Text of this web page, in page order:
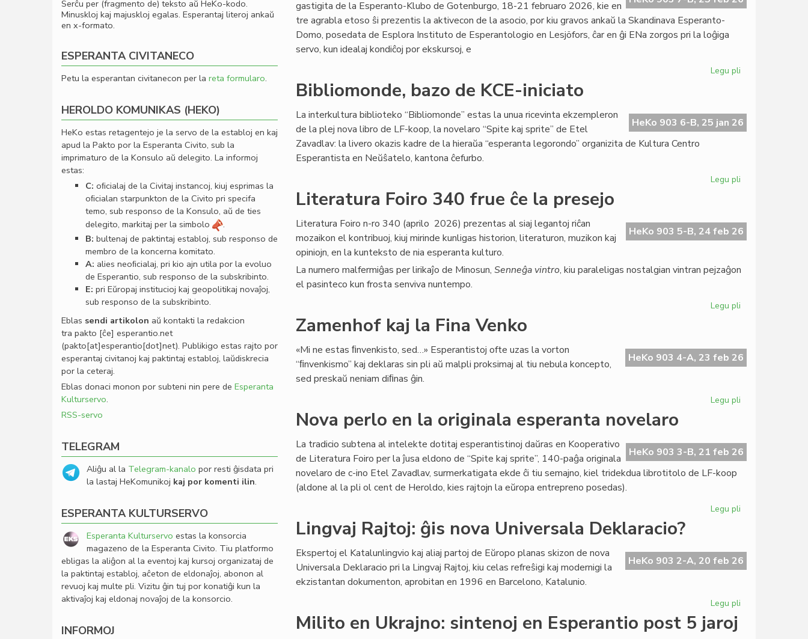
gastigita de la Esperanto-Klubo de Gotenburgo, 18-21 februaro 2026, kie en
tre agrabla etoso ŝi prezentis la aktivecon de la asocio, por kiu gravos ankaŭ la Skandinava Esperanto-
Domo, posedata de Esplora Instituto de Esperantologio en Lesjöfors, ĉar en ĝi ENa zorgos pri la loĝiga
servo, kun idealaj kondiĉoj por ekskursoj, e
Legu pli
bonvenigis
Manuelan
Bibliomonde, bazo de KCE-iniciato
HeKo 903 6-B, 25 jan 26
La interkultura biblioteko “Bibliomonde” estas la unua ricevinta ekzempleron
de la plej nova libro de LF-koop, la novelaro “Spite kaj sprite” de Etel
Zavadlav: la livero okazis kadre de la hieraŭa “esperanta legorondo” organizita de Kultura Centro
Esperantista en Neŭŝatelo, kantona ĉefurbo.
Legu pli
KCE-
iniciato
Literatura Foiro 340 frue ĉe la presejo
HeKo 903 5-B, 24 feb 26
Literatura Foiro n-ro 340 (aprilo 2026) prezentas al siaj legantoj riĉan
mozaikon el kontribuoj, kiuj mirinde kunligas historion, literaturon, muzikon kaj
opiniojn, en la kunteksto de nia esperanta kulturo.
La numero malfermiĝas per lirikaĵo de Minosun, Senneĝa vintro, kiu paraleligas nostalgian vintran pejzaĝon
el pasinteco kun frosta senviva nuntempo.
Legu pli
frue
ĉe
Zamenhof kaj la Fina Venko
HeKo 903 4-A, 23 feb 26
«Mi ne estas ﬁnvenkisto, sed…» Esperantistoj ofte uzas la vorton
“ﬁnvenkismo” kaj deklaras sin pli aŭ malpli proksimaj al tiu nebula koncepto,
sed preskaŭ neniam diﬁnas ĝin.
Legu pli
Fina
Venko
Nova perlo en la originala esperanta novelaro
HeKo 903 3-B, 21 feb 26
La tradicio subtena al intelekte dotitaj esperantistinoj daŭras en Kooperativo
de Literatura Foiro per la ĵusa eldono de “Spite kaj sprite”, 140-paĝa originala
novelaro de c-ino Etel Zavadlav, surmerkatigata ekde ĉi tiu semajno, kiel tridekdua librotitolo de LF-koop
(aldone al la pli ol cent de Heroldo, kies rajtojn la eŭropa entrepreno posedas).
Legu pli
la
originala
Lingvaj Rajtoj: ĝis nova Universala Deklaracio?
HeKo 903 2-A, 20 feb 26
Ekspertoj el Katalunlingvio kaj aliaj partoj de Eŭropo planas skizon de nova
Universala Deklaracio pri la Lingvaj Rajtoj, kiu celas refreŝigi kaj modernigi la
ekzistantan dokumenton, aprobitan en 1996 en Barcelono, Katalunio.
Legu pli
Milito en Ukrajno: sintenoj en Esperantio post 5 jaroj
Serĉu per (fragmento de) teksto aŭ HeKo-kodo.
Minuskloj kaj majuskloj egalas. Esperantaj literoj ankaŭ
en x-formato.
ESPERANTA CIVITANECO
Petu la esperantan civitanecon per la reta formularo.
HEROLDO KOMUNIKAS (HEKO)
HeKo estas retagentejo je la servo de la establoj en kaj
apud la Pakto por la Esperanta Civito, sub la
imprimaturo de la Konsulo aŭ delegito. La informoj
estas:
C: oﬁcialaj de la Civitaj instancoj, kiuj esprimas la
oﬁcialan starpunkton de la Civito pri specifa
temo, sub responso de la Konsulo, aŭ de ties
delegito, markitaj per la simbolo
.
B: bultenaj de paktintaj establoj, sub responso de
membro de la koncerna komitato.
A: alies neoﬁcialaj, pri kio ajn utila por la evoluo
de Esperantio, sub responso de la subskribinto.
E: pri Eŭropaj institucioj kaj geopolitikaj novaĵoj,
sub responso de la subskribinto.
Eblas sendi artikolon aŭ kontakti la redakcion
tra pakto [ĉe] esperantio.net
(pakto[at]esperantio[dot]net). Publikigo estas rajto por
esperantaj civitanoj kaj paktintaj establoj, laŭdiskrecia
por la ceteraj.
Eblas donaci monon por subteni nin pere de Esperanta
Kulturservo.
RSS-servo
TELEGRAM
Aliĝu al la Telegram-kanalo por resti ĝisdata pri
la lastaj HeKomunikoj kaj por komenti ilin.
ESPERANTA KULTURSERVO
Esperanta Kulturservo estas la konsorcia
magazeno de la Esperanta Civito. Tiu platformo
ebligas la aliĝon al la eventoj kaj kursoj organizataj de
la paktintaj establoj, aĉeton de eldonaĵoj, abonon al
revuoj kaj multe pli. Vizitu ĝin tuj por konatiĝi kun la
aktivaĵoj kaj eldonaj novaĵoj de la konsorcio.
INFORMOJ